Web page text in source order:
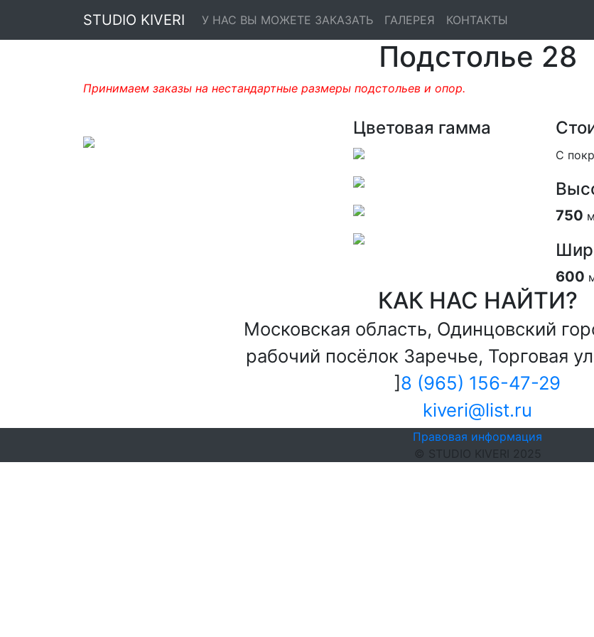
STUDIO KIVERI У НАС ВЫ МОЖЕТЕ ЗАКАЗАТЬ ГАЛЕРЕЯ КОНТАКТЫ
Подстолье 28
Принимаем заказы на нестандартные размеры подстольев и опор.
Цветовая гамма
С
750
600
КАК НАС НАЙТИ?
Московская область, Одинцовский
рабочий посёлок Заречье, Торговая
]8 (965) 156-47-29
kiveri@list.ru
Правовая информация
© STUDIO KIVERI 2025